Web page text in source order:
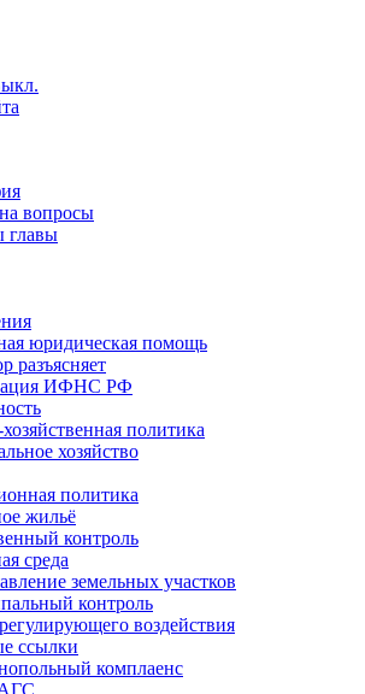
вопросы
главы
юридическая помощь
разъясняет
ИФНС РФ
политика
хозяйство
политика
жильё
контроль
среда
земельных участков
контроль
воздействия
ссылки
комплаенс